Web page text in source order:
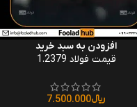
افزودن به سبد خرید
قیمت فولاد 1.2379
﷼7.500.000